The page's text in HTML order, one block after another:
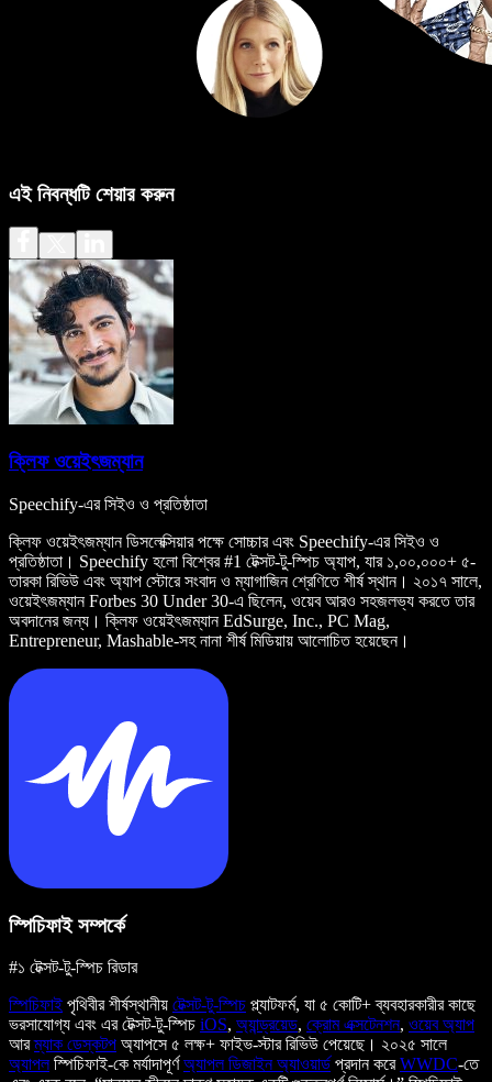
এই নিবন্ধটি শেয়ার করুন
ক্লিফ ওয়েইৎজম্যান
Speechify-এর সিইও ও প্রতিষ্ঠাতা
ক্লিফ ওয়েইৎজম্যান ডিসলেক্সিয়ার পক্ষে সোচ্চার এবং Speechify-এর সিইও ও
প্রতিষ্ঠাতা। Speechify হলো বিশ্বের #1 টেক্সট-টু-স্পিচ অ্যাপ, যার ১,০০,০০০+ ৫-
তারকা রিভিউ এবং অ্যাপ স্টোরে সংবাদ ও ম্যাগাজিন শ্রেণিতে শীর্ষ স্থান। ২০১৭ সালে,
ওয়েইৎজম্যান Forbes 30 Under 30-এ ছিলেন, ওয়েব আরও সহজলভ্য করতে তার
অবদানের জন্য। ক্লিফ ওয়েইৎজম্যান EdSurge, Inc., PC Mag,
Entrepreneur, Mashable-সহ নানা শীর্ষ মিডিয়ায় আলোচিত হয়েছেন।
স্পিচিফাই সম্পর্কে
#১ টেক্সট-টু-স্পিচ রিডার
স্পিচিফাই পৃথিবীর শীর্ষস্থানীয় টেক্সট-টু-স্পিচ প্ল্যাটফর্ম, যা ৫ কোটি+ ব্যবহারকারীর কাছে
ভরসাযোগ্য এবং এর টেক্সট-টু-স্পিচ iOS, অ্যান্ড্রয়েড, ক্রোম এক্সটেনশন, ওয়েব অ্যাপ
আরম্যাক ডেস্কটপ অ্যাপসে ৫ লক্ষ+ ফাইভ-স্টার রিভিউ পেয়েছে। ২০২৫ সালে
অ্যাপলস্পিচিফাই-কে মর্যাদাপূর্ণঅ্যাপল ডিজাইন অ্যাওয়ার্ড প্রদান করেWWDC-তে